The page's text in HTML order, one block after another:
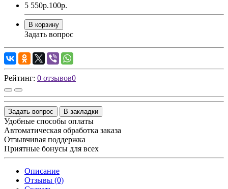
5 550р.100р.
В корзину
Задать вопрос
Рейтинг: 0 отзывов0
Задать вопрос В закладки
Удобные способы оплаты
Автоматическая обработка заказа
Отзывчивая поддержка
Приятные бонусы для всех
Описание
Отзывы (0)